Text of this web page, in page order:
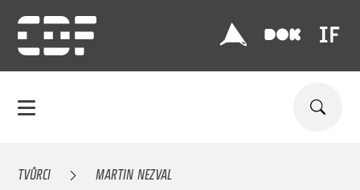
TVŮRCI MARTIN NEZVAL